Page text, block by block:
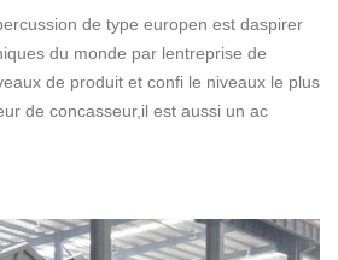
de type europen est daspirer
du monde par lentreprise de
de produit et confi le niveaux le plus
de concasseur,il est aussi un ac